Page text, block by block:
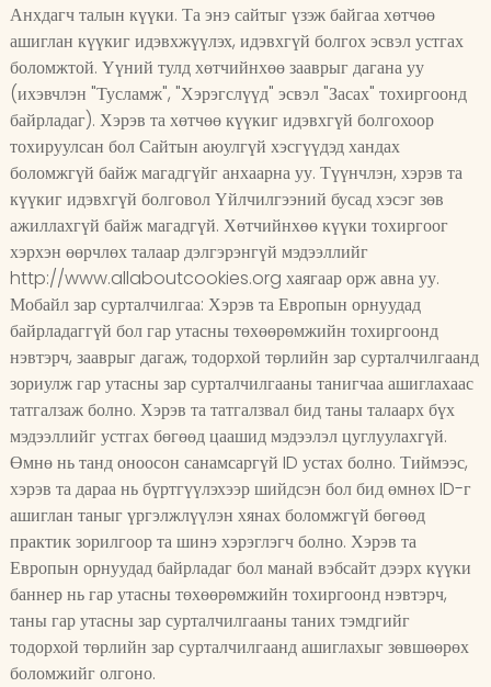
Анхдагч талын күүки. Та энэ сайтыг үзэж байгаа хөтчөө
ашиглан күүкиг идэвхжүүлэх, идэвхгүй болгох эсвэл устгах
боломжтой. Үүний тулд хөтчийнхөө зааврыг дагана уу
(ихэвчлэн "Тусламж", "Хэрэгслүүд" эсвэл "Засах" тохиргоонд
байрладаг). Хэрэв та хөтчөө күүкиг идэвхгүй болгохоор
тохируулсан бол Сайтын аюулгүй хэсгүүдэд хандах
боломжгүй байж магадгүйг анхаарна уу. Түүнчлэн, хэрэв та
күүкиг идэвхгүй болговол Үйлчилгээний бусад хэсэг зөв
ажиллахгүй байж магадгүй. Хөтчийнхөө күүки тохиргоог
хэрхэн өөрчлөх талаар дэлгэрэнгүй мэдээллийг
http://www.allaboutcookies.org хаягаар орж авна уу.
Мобайл зар сурталчилгаа: Хэрэв та Европын орнуудад
байрладаггүй бол гар утасны төхөөрөмжийн тохиргоонд
нэвтэрч, зааврыг дагаж, тодорхой төрлийн зар сурталчилгаанд
зориулж гар утасны зар сурталчилгааны танигчаа ашиглахаас
татгалзаж болно. Хэрэв та татгалзвал бид таны талаарх бүх
мэдээллийг устгах бөгөөд цаашид мэдээлэл цуглуулахгүй.
Өмнө нь танд оноосон санамсаргүй ID устах болно. Тиймээс,
хэрэв та дараа нь бүртгүүлэхээр шийдсэн бол бид өмнөх ID-г
ашиглан таныг үргэлжлүүлэн хянах боломжгүй бөгөөд
практик зорилгоор та шинэ хэрэглэгч болно. Хэрэв та
Европын орнуудад байрладаг бол манай вэбсайт дээрх күүки
баннер нь гар утасны төхөөрөмжийн тохиргоонд нэвтэрч,
таны гар утасны зар сурталчилгааны таних тэмдгийг
тодорхой төрлийн зар сурталчилгаанд ашиглахыг зөвшөөрөх
боломжийг олгоно.